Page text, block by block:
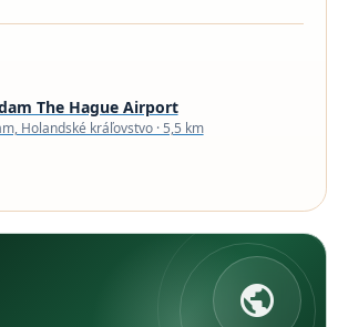
The Hague Airport
Holandské kráľovstvo · 5,5 km
public